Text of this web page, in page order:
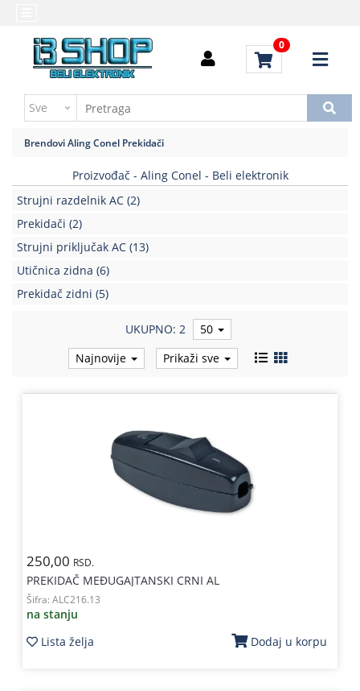
0
Baterija,punjač
Elektromehaničke
komponente
Elektronske
komponente
aktivne
program
Brendovi
Uputstvo
kupovinu
slanja
BrendoviAling Conel Prekidači
Proizvođač - Aling Conel - Beli elektronik
Strujni razdelnik AC (2)
Prekidači (2)
Strujni priključak AC (13)
Utičnica zidna (6)
Prekidač zidni (5)
UKUPNO: 2
50
Najnovije
Prikaži sve
250,00 RSD.
PREKIDAČ MEÐUGAJTANSKI CRNI AL
Šifra: ALC216.13
na stanju
Lista želja
Dodaj u korpu